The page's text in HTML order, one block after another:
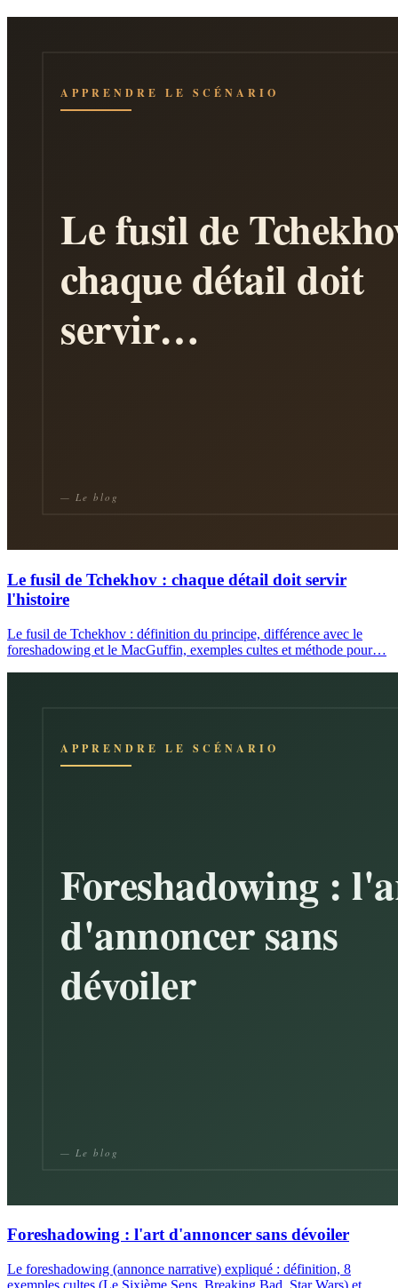
Le fusil de Tchekhov : chaque détail doit servir
l'histoire
Le fusil de Tchekhov : définition du principe, différence avec le
foreshadowing et le MacGuffin, exemples cultes et méthode pour…
Foreshadowing : l'art d'annoncer sans dévoiler
Le foreshadowing (annonce narrative) expliqué : définition, 8